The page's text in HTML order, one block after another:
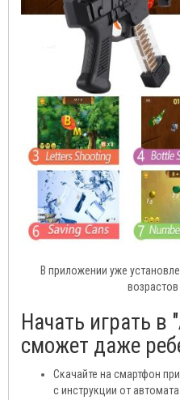
В приложении уже
Начать играть в
сможет даже
Скачайте на смартфон
с инструкции от автомата.